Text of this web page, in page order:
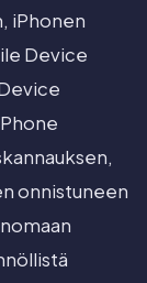
iPhonen
Device
onnistuneen